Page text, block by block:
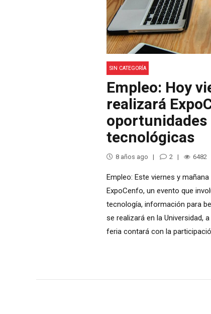
SIN CATEGORÍA
Empleo: Hoy
realizará
oportunidades
tecnológicas
8 años ago 2 6482
Empleo: Este viernes y
ExpoCenfo, un evento que
tecnología, información para
se realizará en la Universidad,
feria contará con la